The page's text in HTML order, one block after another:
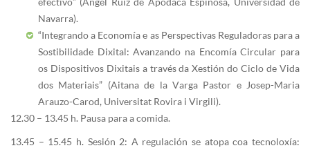
Navarra).
“Integrando a Economía e as Perspectivas Reguladoras para a
Sostibilidade Dixital: Avanzando na Encomía Circular para
os Dispositivos Dixitais a través da Xestión do Ciclo de Vida
dos Materiais” (Aitana de la Varga Pastor e Josep-Maria
Arauzo-Carod, Universitat Rovira i Virgili).
12.30 – 13.45 h. Pausa para a comida.
13.45 – 15.45 h. Sesión 2: A regulación se atopa coa tecnoloxía: